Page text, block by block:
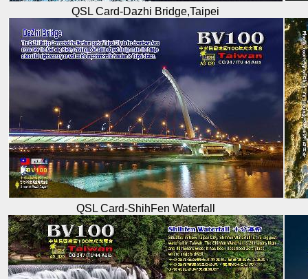
QSL Card-Dazhi Bridge,Taipei
QSL Card-ShihFen Waterfall